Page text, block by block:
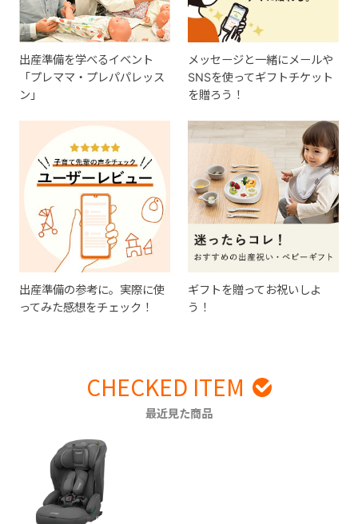
出産準備を学べるイベント
「プレママ・プレパパレッス
ン」
メッセージと一緒にメールや
SNSを使ってギフトチケット
を贈ろう！
出産準備の参考に。実際に使
ってみた感想をチェック！
ギフトを贈ってお祝いしよ
う！
CHECKED ITEM
最近見た商品